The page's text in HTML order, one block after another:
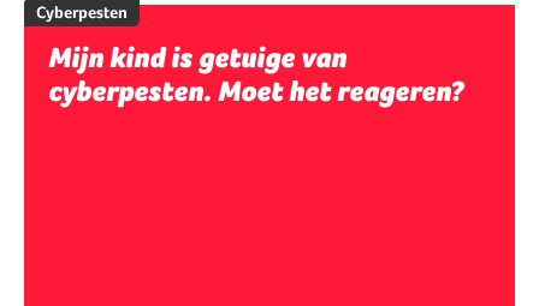
Cyberpesten
Mijn kind is getuige van
cyberpesten. Moet het reageren?